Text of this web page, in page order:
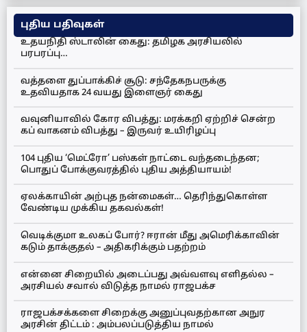
புதிய பதிவுகள்
உதயநிதி ஸ்டாலின் கைது: தமிழக அரசியலில்
பரபரப்பு…
வத்தளை துப்பாக்கிச் சூடு: சந்தேகநபருக்கு
உதவியதாக 24 வயது இளைஞர் கைது
வவுனியாவில் கோர விபத்து: மரக்கறி ஏற்றிச் சென்ற
கப் வாகனம் விபத்து – இருவர் உயிரிழப்பு
104 புதிய ‘மெட்ரோ’ பஸ்கள் நாட்டை வந்தடைந்தன;
பொதுப் போக்குவரத்தில் புதிய அத்தியாயம்!
ஏலக்காயின் அற்புத நன்மைகள்… தெரிந்துகொள்ள
வேண்டிய முக்கிய தகவல்கள்!
வெடிக்குமா உலகப் போர்? ஈரான் மீது அமெரிக்காவின்
கடும் தாக்குதல் – அதிகரிக்கும் பதற்றம்
என்னை சிறையில் அடைப்பது அவ்வளவு எளிதல்ல –
அரசியல் சவால் விடுத்த நாமல் ராஜபக்ச
ராஜபக்சக்களை சிறைக்கு அனுப்புவதற்கான அநுர
அரசின் திட்டம் : அம்பலப்படுத்திய நாமல்